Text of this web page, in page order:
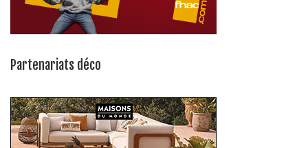
Partenariats déco